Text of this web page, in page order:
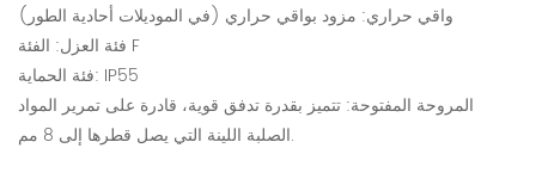
واقي حراري: مزود بواقي حراري (في الموديلات أحادية الطور)
فئة العزل: الفئة F
فئة الحماية: IP55
المروحة المفتوحة: تتميز بقدرة تدفق قوية، قادرة على تمرير المواد
الصلبة اللينة التي يصل قطرها إلى 8 مم.